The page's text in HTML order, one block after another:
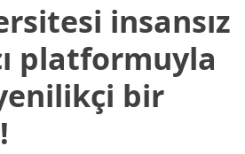
insansız
platformuyla
bir